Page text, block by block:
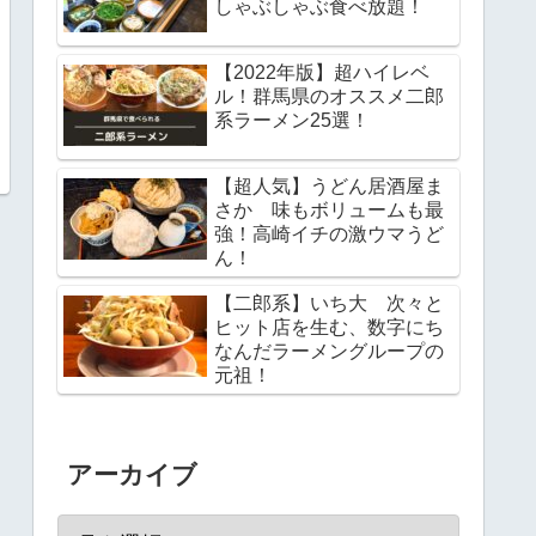
しゃぶしゃぶ食べ放題！
【2022年版】超ハイレベ
ル！群馬県のオススメ二郎
系ラーメン25選！
【超人気】うどん居酒屋ま
さか 味もボリュームも最
強！高崎イチの激ウマうど
ん！
【二郎系】いち大 次々と
ヒット店を生む、数字にち
なんだラーメングループの
元祖！
アーカイブ